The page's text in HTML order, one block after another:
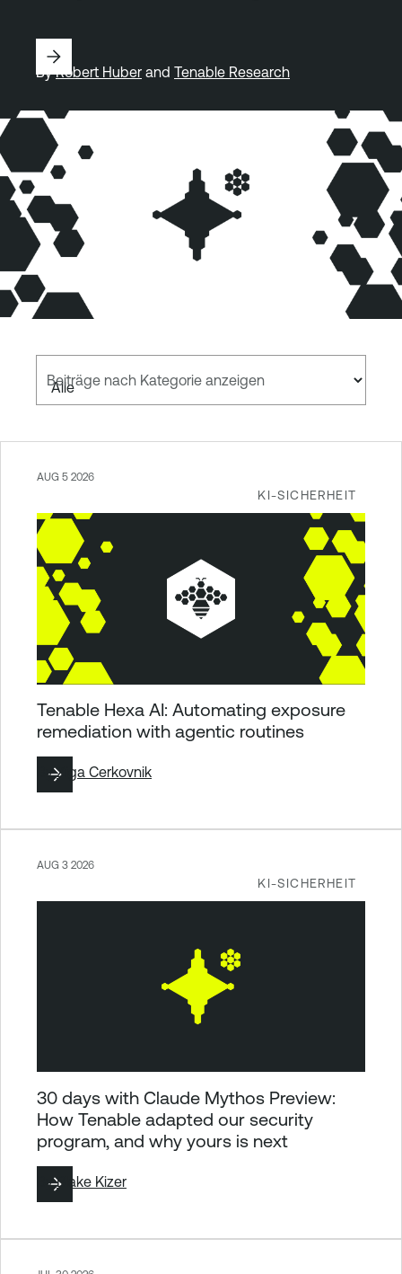
ByRobert Huber and Tenable Research
Beiträge nach Kategorie anzeigen
KI-SICHERHEIT
AUG 5 2026
Tenable Hexa AI: Automating exposure
remediation with agentic routines
ByZiga Cerkovnik
KI-SICHERHEIT
AUG 3 2026
30 days with Claude Mythos Preview:
How Tenable adapted our security
program, and why yours is next
ByBlake Kizer